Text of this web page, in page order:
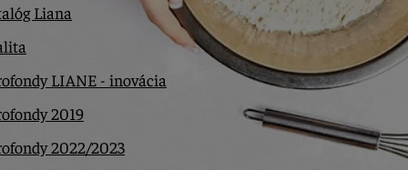
Liana
LIANE - inovácia
2019
2022/2023